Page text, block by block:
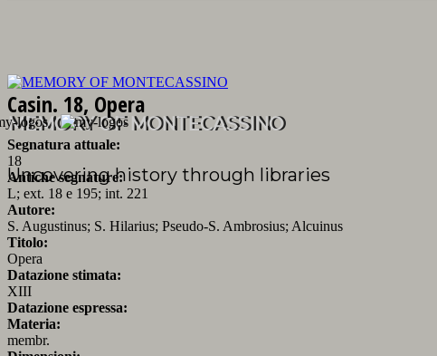
MEMORY OF MONTECASSINO
Uncovering history through libraries
Casin. 18, Opera
Segnatura attuale:
18
Antiche segnature:
L; ext. 18 e 195; int. 221
Autore:
S. Augustinus; S. Hilarius; Pseudo-S. Ambrosius; Alcuinus
Titolo:
Opera
Datazione stimata:
XIII
Datazione espressa:
Materia:
membr.